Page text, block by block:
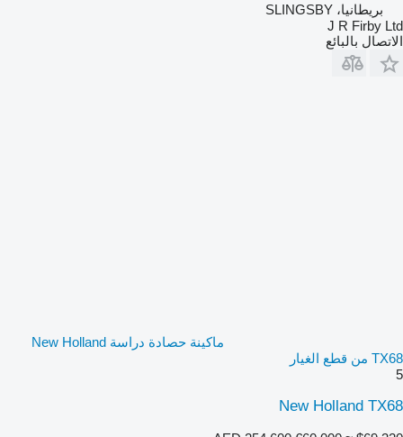
بريطانيا، SLINGSBY
J R Firby Ltd
الاتصال بالبائع
ماكينة حصادة دراسة New Holland
TX68 من قطع الغيار
5
New Holland TX68